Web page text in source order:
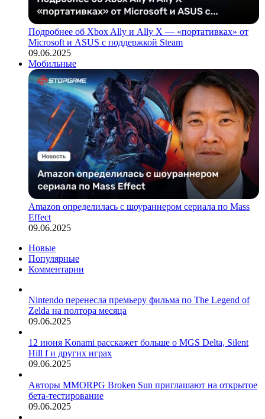
Подробнее об Xbox Ally и Ally X — «портативках» от
Microsoft и ASUS с поддержкой Steam
09.06.2025
Мобильные
Amazon определилась с шоураннером сериала по Mass
Effect
09.06.2025
Новые
Популярные
Комментарии
Nintendo перенесла премьеру фильма по The Legend of
Zelda на полтора месяца
09.06.2025
12 июня Konami расскажет больше о MGS Delta, Silent
Hill f и других играх
09.06.2025
Авторы MMORPG Broken Sun приглашают на открытое
бета-тестирование
09.06.2025